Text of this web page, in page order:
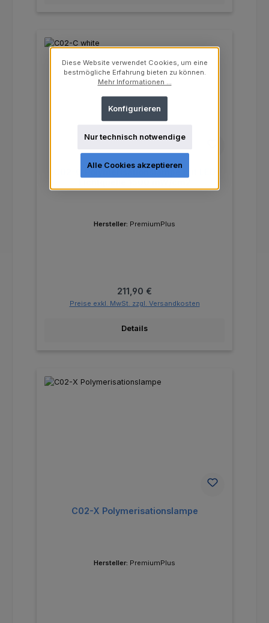
C02-C Polymerisationslampe mit LED
Hersteller: PremiumPlus
Regulärer Preis:
211,90 €
Preise exkl. MwSt. zzgl. Versandkosten
Details
C02-X Polymerisationslampe
Hersteller: PremiumPlus
Diese Website verwendet Cookies, um eine
bestmögliche Erfahrung bieten zu können.
Mehr Informationen ...
Nur technisch notwendige
Konfigurieren
Alle Cookies akzeptieren